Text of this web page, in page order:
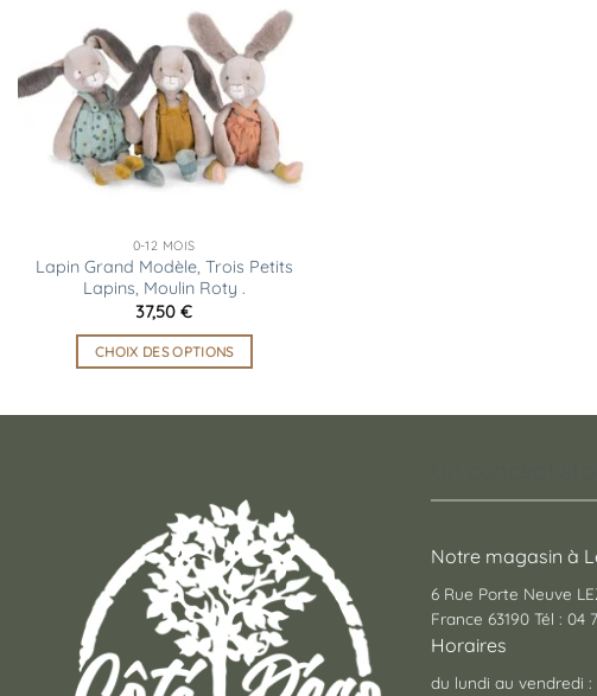
à la
liste
d’envies
0-12 MOIS
Lapin Grand Modèle, Trois Petits
Lapins, Moulin Roty .
37,50€
CHOIX DES OPTIONS
Les
options
peuvent
être
choisies
sur
la
Notre magasin à
6 Rue Porte Neuve
France 63190 Tél : 04
Horaires
du lundi au vendredi :